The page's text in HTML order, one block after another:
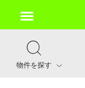
物件を探す